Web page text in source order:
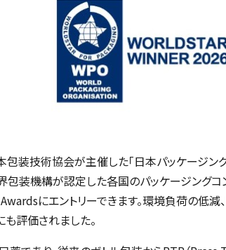
装技術協会が主催した「日本パッケージン
包装機構が認定した各国のパッケージングコ
にエントリーできます。環境負荷の低
評価されました。